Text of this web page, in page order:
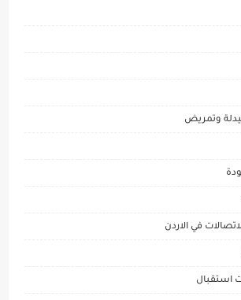
وتمريض
في الاردن
استقبال